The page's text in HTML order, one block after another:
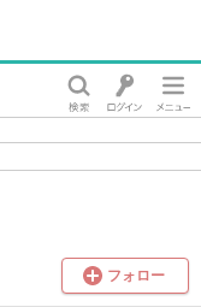
フォロー